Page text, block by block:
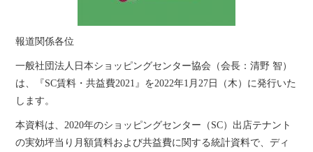
報道関係各位
一般社団法人日本ショッピングセンター協会（会長：清野 智）
は、『SC賃料・共益費2021』を2022年1月27日（木）に発行いた
します。
本資料は、2020年のショッピングセンター（SC）出店テナント
の実効坪当り月額賃料および共益費に関する統計資料で、ディ